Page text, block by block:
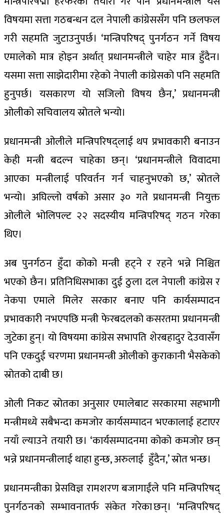
विषयमा सत्ता गठबन्धन दल नेपाली कांग्रेससँग पनि छलफल
गरी सहमति जुटाउनुपर्छ। ‘मन्त्रिपरिषद् पुनर्गठन गर्ने विषय
एमालेको मात्र होइन अर्थात् प्रधानमन्त्रीले चाहेर मात्र हुँदैन।
यसमा सत्ता साझेदारीमा रहेको नेपाली कांग्रेसको पनि सहमति
हुनुपर्छ। यसकारण यो सजिलो विषय छैन,’ प्रधानमन्त्री
ओलीको सचिवालय स्रोतले भन्यो।
प्रधानमन्त्री ओलीले मन्त्रिपरिषद्लाई थप प्रभावकारी बनाउन
केही मन्त्री बदल्न चाहेका छन्। ‘प्रधानमन्त्रीले विवादमा
आएका मन्त्रीलाई परिवर्तन गर्न चाहनुभएको छ,’ स्रोतले
भन्यो। अघिल्लो वर्षको असार ३० गते प्रधानमन्त्री नियुक्त
ओलीले भोलिपल्ट २२ सदस्यीय मन्त्रिपरिषद् गठन गरेका
थिए।
अब पुनर्गठन हुँदा कोको मन्त्री हट्ने र रहने भन्ने निश्चित
भएको छैन। प्रतिनिधिसभाका दुई ठुला दल नेपाली कांग्रेस र
नेकपा एमाले मिलेर सरकार बनाए पनि कार्यसम्पादन
प्रभावकारी नभएपछि मन्त्री फेरबदलको कसरतमा प्रधानमन्त्री
जुटेका हुन्। यो विषयमा कांग्रेस सभापति शेरबहादुर देउवासँग
पनि एकदुई चरणमा प्रधानमन्त्री ओलीको कुराकानी भैसकेको
स्रोतको दाबी छ।
ओली निकट स्रोतका अनुसार एमालेबाट सरकारमा सहभागी
मन्त्रीमध्ये सबैभन्दा कमजोर कार्यसम्पादन भएकालाई हटाएर
नयाँ ल्याउने तयारी छ। ‘कार्यसम्पादनमा कोको कमजोर छन्
भन्ने प्रधानमन्त्रीलाई थाहा हुन्छ, अरुलाई हुँदैन,’ स्रोत भन्छ।
प्रधानमन्त्रीका प्रेसविज्ञ रामशरण बजागाईंले पनि मन्त्रिपरिषद्
पुनर्गठनको सम्भावनातर्फ संकेत गरेका छन्। ‘मन्त्रिपरिषद्